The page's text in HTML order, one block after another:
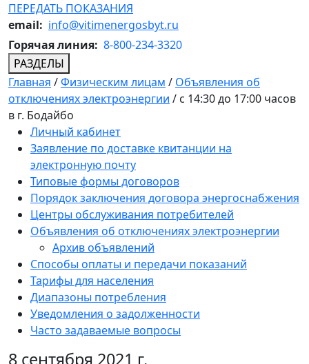
ПЕРЕДАТЬ ПОКАЗАНИЯ
email: info@vitimenergosbyt.ru
Горячая линия: 8-800-234-3320
РАЗДЕЛЫ
Главная /Физическим лицам / Объявления об
отключениях электроэнергии / с 14:30 до 17:00 часов
в г. Бодайбо
Личный кабинет
Заявление по доставке квитанции на
электронную почту
Типовые формы договоров
Порядок заключения договора энергоснабжения
Центры обслуживания потребителей
Объявления об отключениях электроэнергии
Архив объявлений
Способы оплаты и передачи показаний
Тарифы для населения
Диапазоны потребления
Уведомления о задолженности
Часто задаваемые вопросы
8 сентября 2021 г.